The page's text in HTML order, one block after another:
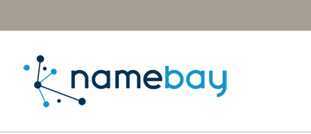
contenu